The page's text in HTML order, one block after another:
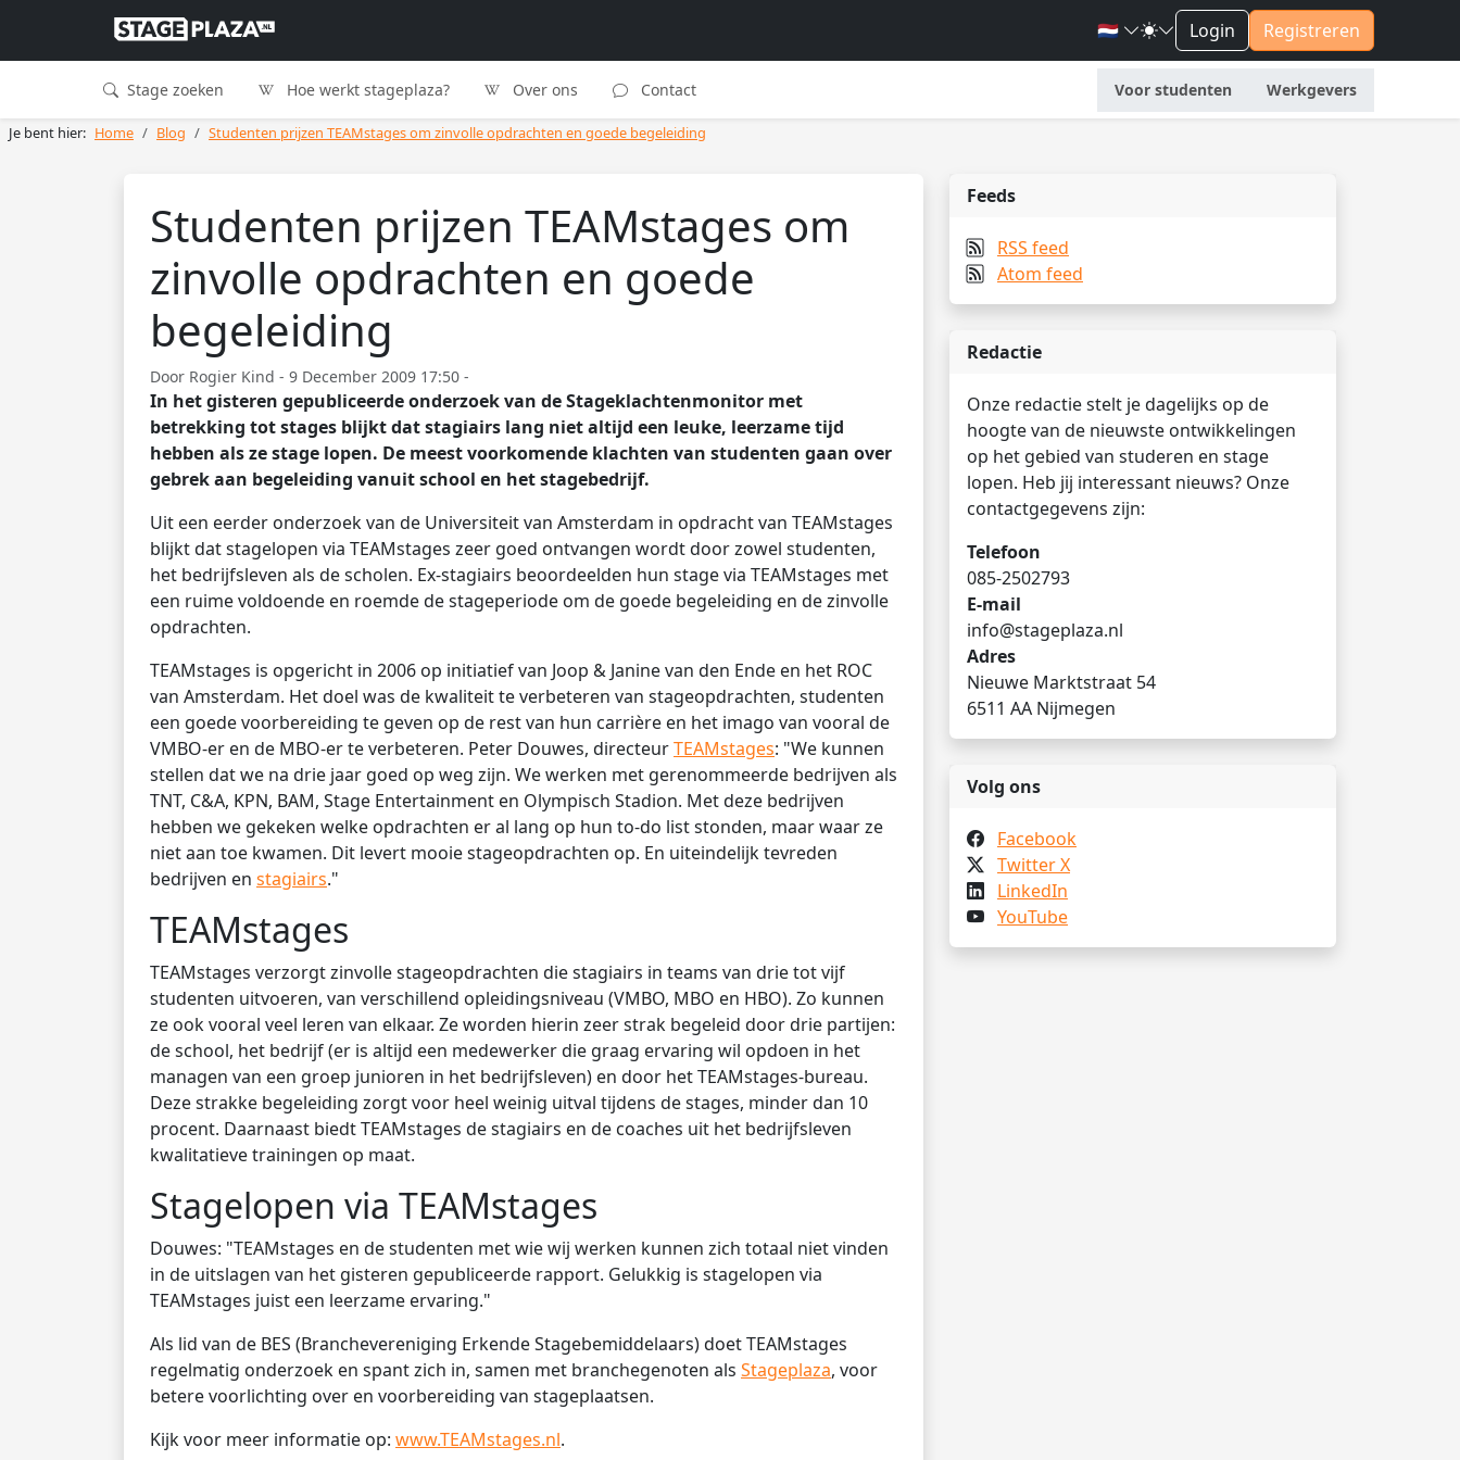
🇳🇱 Login Registreren
Stage zoeken Hoe werkt stageplaza? Over ons Contact Voor studenten Werkgevers
Je bent hier: Home Blog Studenten prijzen TEAMstages om zinvolle opdrachten en goede begeleiding
Studenten prijzen TEAMstages om
zinvolle opdrachten en goede
begeleiding
Door Rogier Kind - 9 December 2009 17:50 -
In het gisteren gepubliceerde onderzoek van de Stageklachtenmonitor met
betrekking tot stages blijkt dat stagiairs lang niet altijd een leuke, leerzame tijd
hebben als ze stage lopen. De meest voorkomende klachten van studenten gaan over
gebrek aan begeleiding vanuit school en het stagebedrijf.
Uit een eerder onderzoek van de Universiteit van Amsterdam in opdracht van TEAMstages
blijkt dat stagelopen via TEAMstages zeer goed ontvangen wordt door zowel studenten,
het bedrijfsleven als de scholen. Ex-stagiairs beoordeelden hun stage via TEAMstages met
een ruime voldoende en roemde de stageperiode om de goede begeleiding en de zinvolle
opdrachten.
TEAMstages is opgericht in 2006 op initiatief van Joop & Janine van den Ende en het ROC
van Amsterdam. Het doel was de kwaliteit te verbeteren van stageopdrachten, studenten
een goede voorbereiding te geven op de rest van hun carrière en het imago van vooral de
VMBO-er en de MBO-er te verbeteren. Peter Douwes, directeurTEAMstages: "We kunnen
stellen dat we na drie jaar goed op weg zijn. We werken met gerenommeerde bedrijven als
TNT, C&A, KPN, BAM, Stage Entertainment en Olympisch Stadion. Met deze bedrijven
hebben we gekeken welke opdrachten er al lang op hun to-do list stonden, maar waar ze
niet aan toe kwamen. Dit levert mooie stageopdrachten op. En uiteindelijk tevreden
bedrijven en stagiairs."
TEAMstages
TEAMstages verzorgt zinvolle stageopdrachten die stagiairs in teams van drie tot vijf
studenten uitvoeren, van verschillend opleidingsniveau (VMBO, MBO en HBO). Zo kunnen
ze ook vooral veel leren van elkaar. Ze worden hierin zeer strak begeleid door drie partijen:
de school, het bedrijf (er is altijd een medewerker die graag ervaring wil opdoen in het
managen van een groep junioren in het bedrijfsleven) en door het TEAMstages-bureau.
Deze strakke begeleiding zorgt voor heel weinig uitval tijdens de stages, minder dan 10
procent. Daarnaast biedt TEAMstages de stagiairs en de coaches uit het bedrijfsleven
kwalitatieve trainingen op maat.
Stagelopen via TEAMstages
Douwes: "TEAMstages en de studenten met wie wij werken kunnen zich totaal niet vinden
in de uitslagen van het gisteren gepubliceerde rapport. Gelukkig is stagelopen via
TEAMstages juist een leerzame ervaring."
Als lid van de BES (Branchevereniging Erkende Stagebemiddelaars) doet TEAMstages
regelmatig onderzoek en spant zich in, samen met branchegenoten als Stageplaza, voor
betere voorlichting over en voorbereiding van stageplaatsen.
Kijk voor meer informatie op: www.TEAMstages.nl.
Feeds
RSS feed
Atom feed
Redactie
Onze redactie stelt je dagelijks op de
hoogte van de nieuwste ontwikkelingen
op het gebied van studeren en stage
lopen. Heb jij interessant nieuws? Onze
contactgegevens zijn:
Telefoon
085-2502793
E-mail
info@stageplaza.nl
Adres
Nieuwe Marktstraat 54
6511 AA Nijmegen
Volg ons
Facebook
Twitter X
LinkedIn
YouTube